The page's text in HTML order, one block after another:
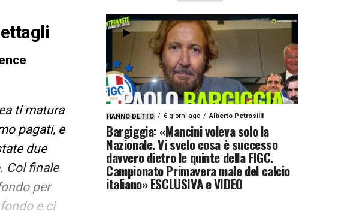
ti matura
pagati, e
due
Col finale
per
e ci
HANNO DETTO 6 giorni ago Alberto Petrosilli
Bargiggia: «Mancini voleva solo la
Nazionale. Vi svelo cosa è successo
davvero dietro le quinte della FIGC.
Campionato Primavera male del calcio
italiano» ESCLUSIVA e VIDEO